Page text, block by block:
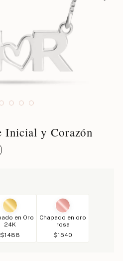
Inicial y Corazón
en Oro
24K
$1488
Chapado en oro
rosa
$1540